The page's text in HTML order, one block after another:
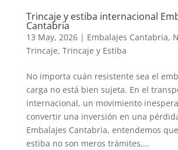
Trincaje y estiba internacional
Cantabria
13 May, 2026| Embalajes Cantabria,
Trincaje, Trincaje y Estiba
No importa cuán resistente sea el
carga no está bien sujeta. En el
internacional, un movimiento
convertir una inversión en una
Embalajes Cantabria, entendemos
estiba no son meros trámites,...